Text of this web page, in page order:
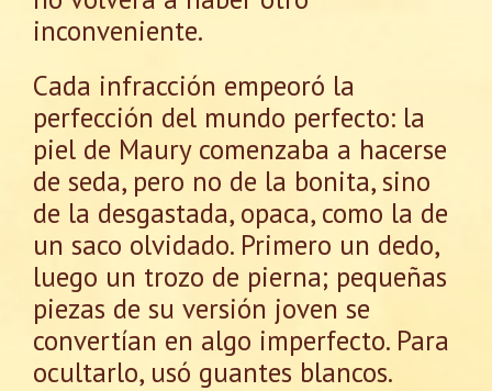
inconveniente.
Cada infracción empeoró la
perfección del mundo perfecto: la
piel de Maury comenzaba a hacerse
de seda, pero no de la bonita, sino
de la desgastada, opaca, como la de
un saco olvidado. Primero un dedo,
luego un trozo de pierna; pequeñas
piezas de su versión joven se
convertían en algo imperfecto. Para
ocultarlo, usó guantes blancos.